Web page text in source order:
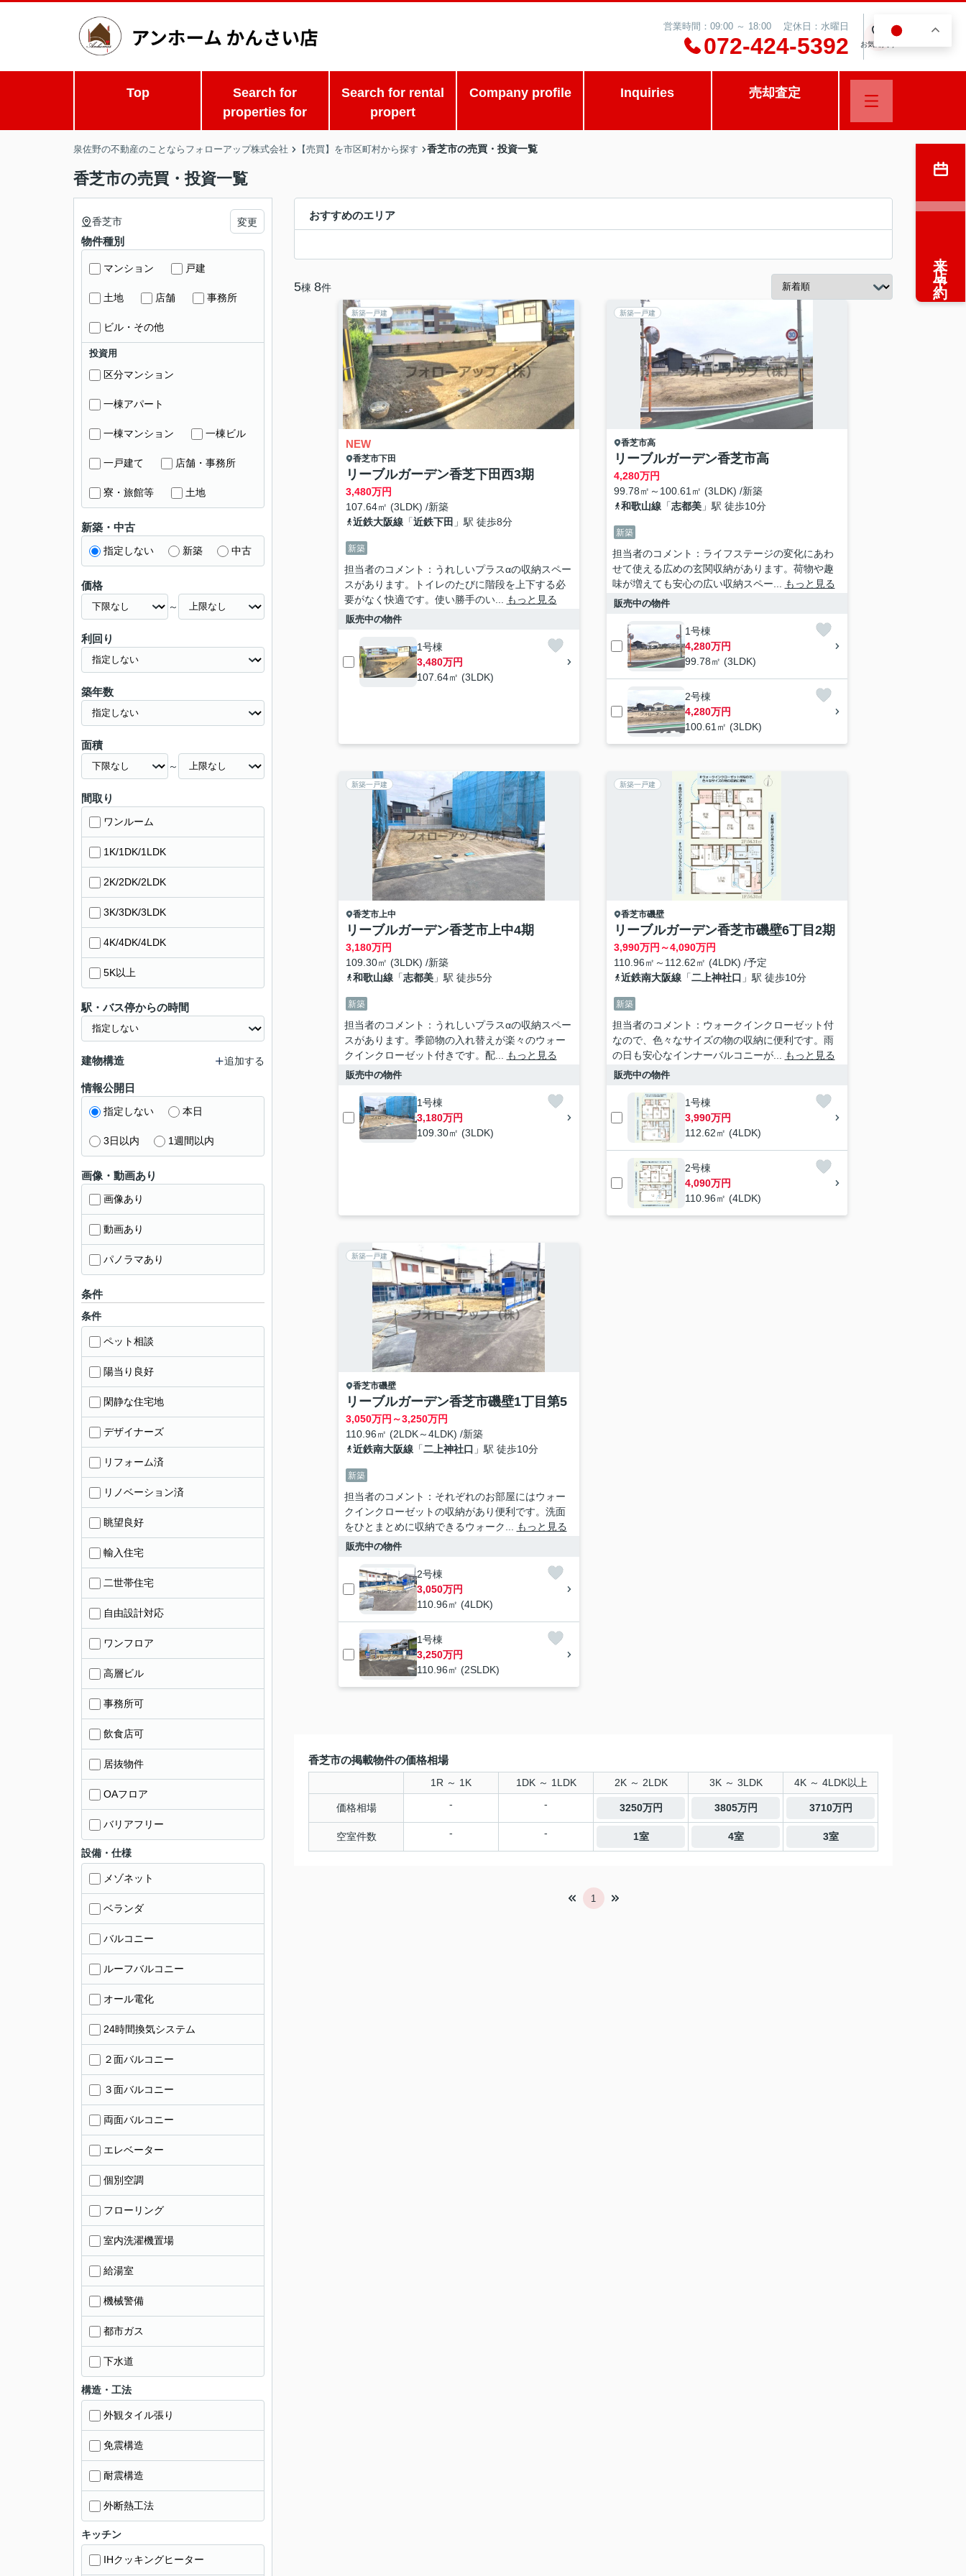
営業時間：09:00 ～ 18:00 定休日：水曜日
072-424-5392 お気に入り
Top
Search for
properties for
Search for rental
propert
Company profile Inquiries 売却査定
泉佐野の不動産のことならフォローアップ株式会社 【売買】を市区町村から探す 香芝市の売買・投資一覧
香芝市の売買・投資一覧
おすすめのエリア
5棟 8件
新築一戸建
NEW
香芝市下田
リーブルガーデン香芝下田西3期
3,480万円
107.64㎡ (3LDK) /新築
近鉄大阪線「近鉄下田 」駅 徒歩8分
新築
担当者のコメント：うれしいプラスαの収納スペー
スがあります。トイレのたびに階段を上下する必
要がなく快適です。使い勝手のい...
もっと見る
販売中の物件
1号棟
3,480万円
107.64㎡ (3LDK)
新築一戸建
香芝市高
リーブルガーデン香芝市高
4,280万円
99.78㎡～100.61㎡ (3LDK) /新築
和歌山線「志都美」駅 徒歩10分
新築
担当者のコメント：ライフステージの変化にあわ
せて使える広めの玄関収納があります。荷物や趣
味が増えても安心の広い収納スペー...
もっと見る
販売中の物件
1号棟
4,280万円
99.78㎡ (3LDK)
2号棟
4,280万円
100.61㎡ (3LDK)
新築一戸建
香芝市上中
リーブルガーデン香芝市上中4期
3,180万円
109.30㎡ (3LDK) /新築
和歌山線「志都美」駅 徒歩5分
新築
担当者のコメント：うれしいプラスαの収納スペー
スがあります。季節物の入れ替えが楽々のウォー
クインクローゼット付きです。配...
もっと見る
販売中の物件
1号棟
3,180万円
109.30㎡ (3LDK)
新築一戸建
香芝市磯壁
リーブルガーデン香芝市磯壁6丁目2期
3,990万円～4,090万円
110.96㎡～112.62㎡ (4LDK) /予定
近鉄南大阪線「二上神社口 」駅 徒歩10分
新築
担当者のコメント：ウォークインクローゼット付
なので、色々なサイズの物の収納に便利です。雨
の日も安心なインナーバルコニーが...
もっと見る
販売中の物件
1号棟
3,990万円
112.62㎡ (4LDK)
2号棟
4,090万円
110.96㎡ (4LDK)
新築一戸建
香芝市磯壁
リーブルガーデン香芝市磯壁1丁目第5
3,050万円～3,250万円
110.96㎡ (2LDK～4LDK) /新築
近鉄南大阪線「二上神社口 」駅 徒歩10分
新築
担当者のコメント：それぞれのお部屋にはウォー
クインクローゼットの収納があり便利です。洗面
をひとまとめに収納できるウォーク...
もっと見る
販売中の物件
2号棟
3,050万円
110.96㎡ (4LDK)
1号棟
3,250万円
110.96㎡ (2SLDK)
香芝市の掲載物件の価格相場
1R ～ 1K 1DK ～ 1LDK 2K ～ 2LDK 3K ～ 3LDK 4K ～ 4LDK以上
価格相場 - - 3250万円 3805万円 3710万円
空室件数 - - 1室 4室 3室
1
香芝市 変更
物件種別
マンション 戸建
土地 店舗 事務所
ビル・その他
投資用
区分マンション
一棟アパート
一棟マンション 一棟ビル
一戸建て 店舗・事務所
寮・旅館等 土地
新築・中古
指定しない 新築 中古
価格
～
利回り
築年数
面積
～
間取り
ワンルーム
1K/1DK/1LDK
2K/2DK/2LDK
3K/3DK/3LDK
4K/4DK/4LDK
5K以上
駅・バス停からの時間
建物構造 追加する
情報公開日
指定しない 本日
3日以内 1週間以内
画像・動画あり
画像あり
動画あり
パノラマあり
条件
条件
ペット相談
陽当り良好
閑静な住宅地
デザイナーズ
リフォーム済
リノベーション済
眺望良好
輸入住宅
二世帯住宅
自由設計対応
ワンフロア
高層ビル
事務所可
飲食店可
居抜物件
OAフロア
バリアフリー
設備・仕様
メゾネット
ベランダ
バルコニー
ルーフバルコニー
オール電化
24時間換気システム
２面バルコニー
３面バルコニー
両面バルコニー
エレベーター
個別空調
フローリング
室内洗濯機置場
給湯室
機械警備
都市ガス
下水道
構造・工法
外観タイル張り
免震構造
耐震構造
外断熱工法
キッチン
IHクッキングヒーター
来店予約